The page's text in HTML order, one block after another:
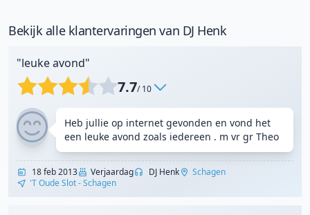
Bekijk alle klantervaringen van DJ Henk
"leuke avond"
7.7/ 10
Heb jullie op internet gevonden en vond het
een leuke avond zoals iedereen . m vr gr Theo
18 feb 2013 Verjaardag DJ Henk
Schagen
't Oude Slot - Schagen